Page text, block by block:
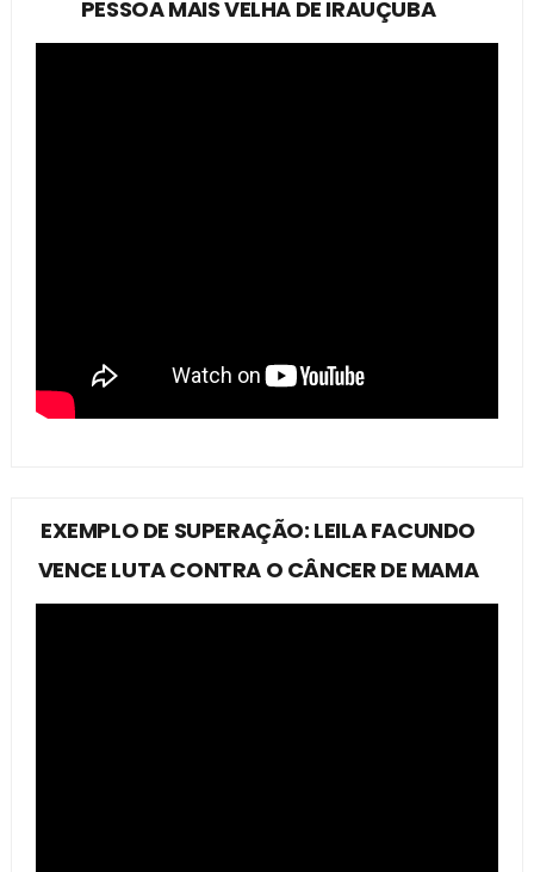
PESSOA MAIS VELHA DE IRAUÇUBA
EXEMPLO DE SUPERAÇÃO: LEILA FACUNDO
VENCE LUTA CONTRA O CÂNCER DE MAMA